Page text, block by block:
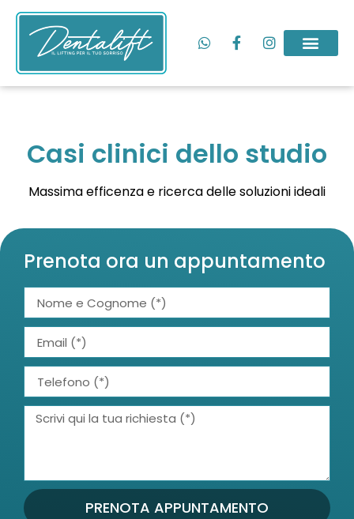
Casi clinici dello studio
Massima efficenza e ricerca delle soluzioni ideali
Prenota ora un appuntamento
PRENOTA APPUNTAMENTO